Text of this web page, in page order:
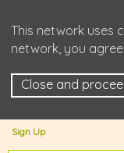
This network uses
network, you
Close and
Sign Up